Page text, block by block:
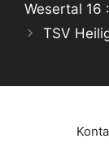
Wesertal 16
TSV